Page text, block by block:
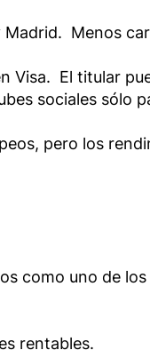
Menos
Visa. El titular
sociales sólo
pero los
como uno de
rentables.